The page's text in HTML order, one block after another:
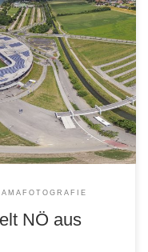
das imposante Areal der
2013 ausgesehen hat.
Panorama zu
NÖ aus